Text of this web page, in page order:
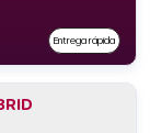
Entrega rápida